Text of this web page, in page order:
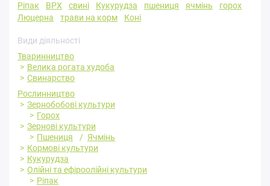
Ріпак
ВРХ свині Кукурудза пшениця ячмінь
горох
Люцерна
трави на корм Коні
Види діяльності
Тваринництво
Велика рогата худоба
Свинарство
Рослинництво
Зернобобові культури
Горох
Зернові культури
Пшениця
Ячмінь
Кормові культури
Кукурудза
Олійні та ефіроолійні культури
Ріпак